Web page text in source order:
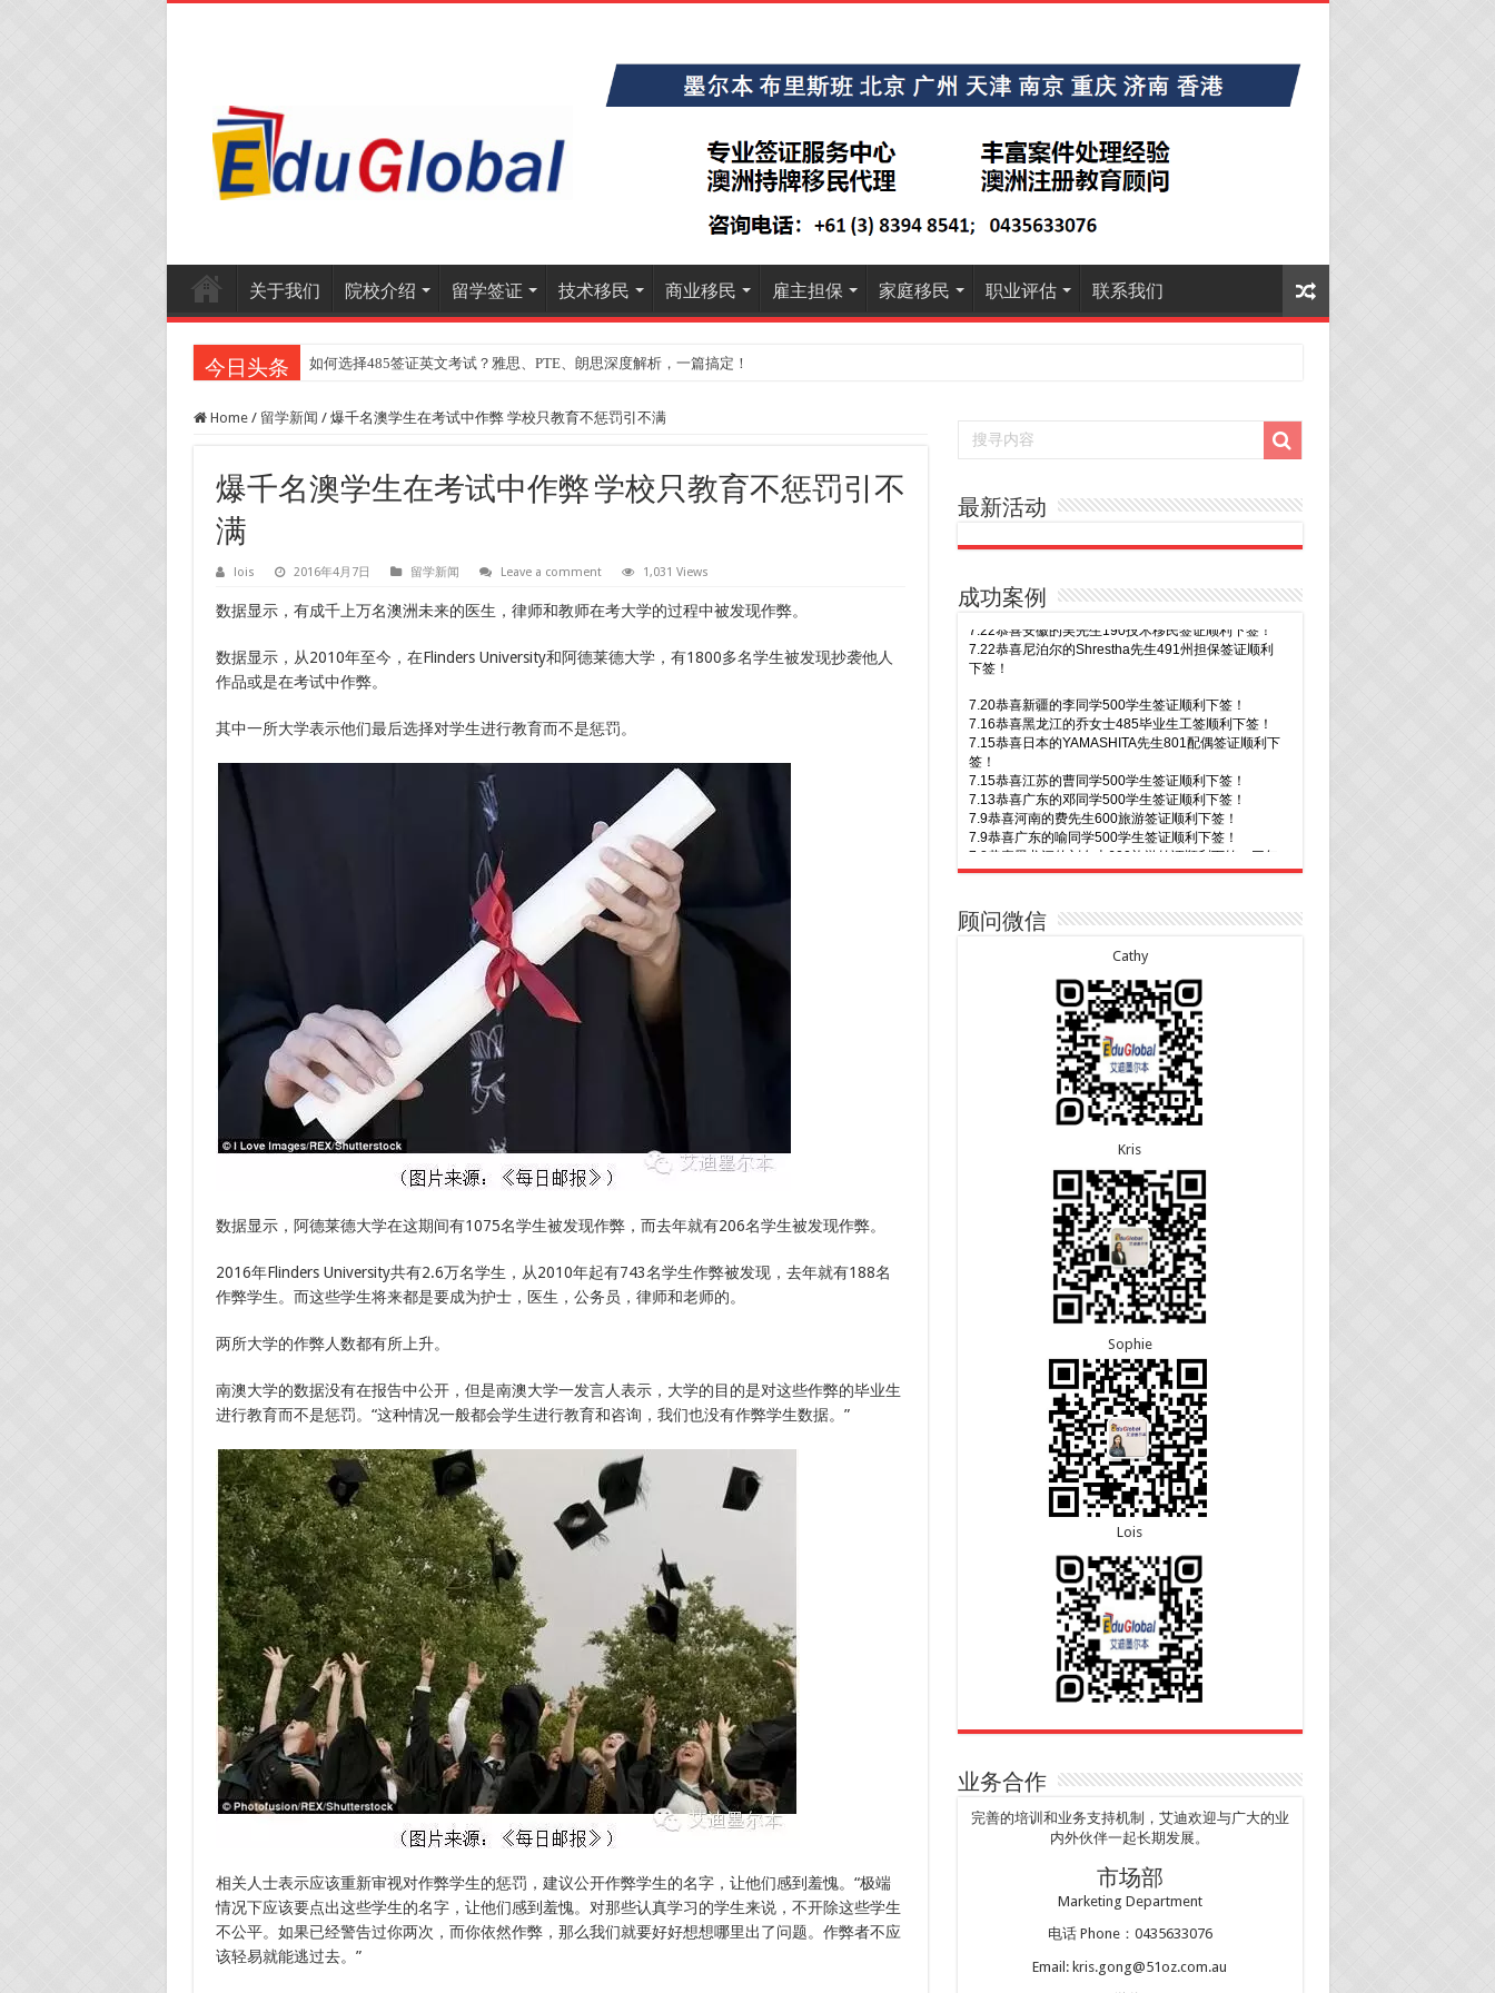
关于我们 院校介绍 留学签证 技术移民 商业移民 雇主担保 家庭移民 职业评估 联系我们
今日头条 如何选择485签证英文考试？雅思、PTE、朗思深度解析，一篇搞定！
Home / 留学新闻 / 爆千名澳学生在考试中作弊 学校只教育不惩罚引不满
爆千名澳学生在考试中作弊 学校只教育不惩罚引不
满
lois 2016年4月7日 留学新闻 Leave a comment 1,031 Views
数据显示，有成千上万名澳洲未来的医生，律师和教师在考大学的过程中被发现作弊。
数据显示，从2010年至今，在Flinders University和阿德莱德大学，有1800多名学生被发现抄袭他人
作品或是在考试中作弊。
其中一所大学表示他们最后选择对学生进行教育而不是惩罚。
数据显示，阿德莱德大学在这期间有1075名学生被发现作弊，而去年就有206名学生被发现作弊。
2016年Flinders University共有2.6万名学生，从2010年起有743名学生作弊被发现，去年就有188名
作弊学生。而这些学生将来都是要成为护士，医生，公务员，律师和老师的。
两所大学的作弊人数都有所上升。
南澳大学的数据没有在报告中公开，但是南澳大学一发言人表示，大学的目的是对这些作弊的毕业生
进行教育而不是惩罚。“这种情况一般都会学生进行教育和咨询，我们也没有作弊学生数据。”
相关人士表示应该重新审视对作弊学生的惩罚，建议公开作弊学生的名字，让他们感到羞愧。“极端
情况下应该要点出这些学生的名字，让他们感到羞愧。对那些认真学习的学生来说，不开除这些学生
不公平。如果已经警告过你两次，而你依然作弊，那么我们就要好好想想哪里出了问题。作弊者不应
该轻易就能逃过去。”
最新活动
成功案例
7.29恭喜日本的Motegi女士485工作签证顺利下签！
7.28恭喜山东的李先生189技术移民签证顺利下签！
7.24恭喜辽宁的蔡同学500学生签证顺利下签！
of Accounting offer!
7.22恭喜安徽的吴先生190技术移民签证顺利下签！
7.22恭喜尼泊尔的Shrestha先生491州担保签证顺利
7.20恭喜新疆的李同学500学生签证顺利下签！
7.16恭喜黑龙江的乔女士485毕业生工签顺利下签！
7.15恭喜日本的YAMASHITA先生801配偶签证顺利下
7.15恭喜江苏的曹同学500学生签证顺利下签！
7.13恭喜广东的邓同学500学生签证顺利下签！
7.9恭喜河南的费先生600旅游签证顺利下签！
7.9恭喜广东的喻同学500学生签证顺利下签！
7.8恭喜黑龙江的刘女士600旅游签证顺利下签，三年
多次往返！
7.7恭喜北京的王先生和孩子600旅游签证顺利下签，
三年多次往返！
of Science offer!
7.1恭喜辽宁的穆先生600旅游签证顺利下签，一年多
次往返！
6.30恭喜马来西亚的YAP先生夫妇482签证顺利下
6.30恭喜新疆的赵女士155居住返回签证顺利下签！
6.30恭喜江苏的万女士夫妇870签证顺利下签！
6.24恭喜河北的张同学500学生签证顺利下签！
6.24恭喜山东的胡女士600旅游签证顺利下签，三年
顾问微信
Cathy
Kris
Sophie
Lois
业务合作
完善的培训和业务支持机制，艾迪欢迎与广大的业
内外伙伴一起长期发展。
市场部
Marketing Department
电话 Phone：0435633076
Email: kris.gong@51oz.com.au